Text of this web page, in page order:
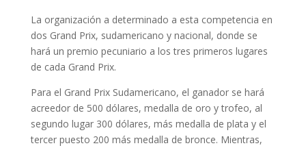
La organización a determinado a esta competencia en
dos Grand Prix, sudamericano y nacional, donde se
hará un premio pecuniario a los tres primeros lugares
de cada Grand Prix.
Para el Grand Prix Sudamericano, el ganador se hará
acreedor de 500 dólares, medalla de oro y trofeo, al
segundo lugar 300 dólares, más medalla de plata y el
tercer puesto 200 más medalla de bronce. Mientras,